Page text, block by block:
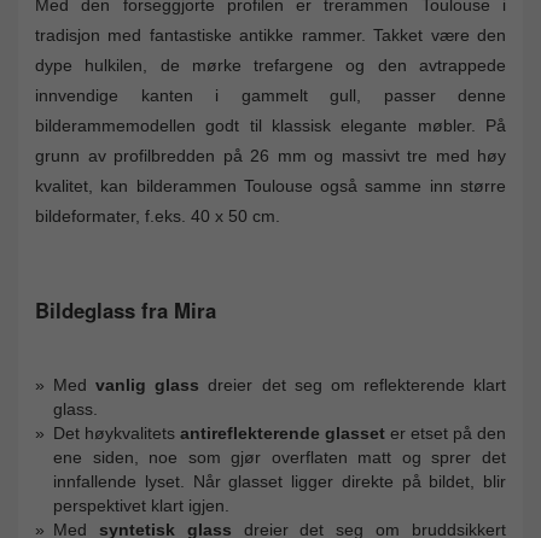
Med den forseggjorte profilen er trerammen Toulouse i
tradisjon med fantastiske antikke rammer. Takket være den
dype hulkilen, de mørke trefargene og den avtrappede
innvendige kanten i gammelt gull, passer denne
bilderammemodellen godt til klassisk elegante møbler. På
grunn av profilbredden på 26 mm og massivt tre med høy
kvalitet, kan bilderammen Toulouse også samme inn større
bildeformater, f.eks. 40 x 50 cm.
Bildeglass fra Mira
Medvanlig glass dreier det seg om reflekterende klart
glass.
Det høykvalitets antireflekterende glasset er etset på den
ene siden, noe som gjør overflaten matt og sprer det
innfallende lyset. Når glasset ligger direkte på bildet, blir
perspektivet klart igjen.
Med syntetisk glass dreier det seg om bruddsikkert